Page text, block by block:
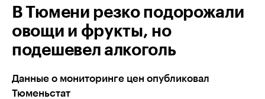
В Тюмени резко подорожали
овощи и фрукты, но
подешевел алкоголь
Данные о мониторинге цен опубликовал
Тюменьстат